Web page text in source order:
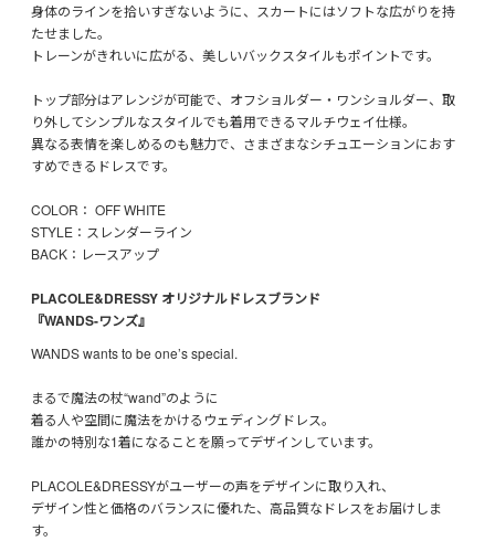
身体のラインを拾いすぎないように、スカートにはソフトな広がりを持
たせました。
トレーンがきれいに広がる、美しいバックスタイルもポイントです。
トップ部分はアレンジが可能で、オフショルダー・ワンショルダー、取
り外してシンプルなスタイルでも着用できるマルチウェイ仕様。
異なる表情を楽しめるのも魅力で、さまざまなシチュエーションにおす
すめできるドレスです。
COLOR： OFF WHITE
STYLE：スレンダーライン
BACK：レースアップ
PLACOLE&DRESSY オリジナルドレスブランド
『WANDS-ワンズ』
WANDS wants to be one’s special.
まるで魔法の杖“wand”のように
着る人や空間に魔法をかけるウェディングドレス。
誰かの特別な1着になることを願ってデザインしています。
PLACOLE&DRESSYがユーザーの声をデザインに取り入れ、
デザイン性と価格のバランスに優れた、高品質なドレスをお届けしま
す。